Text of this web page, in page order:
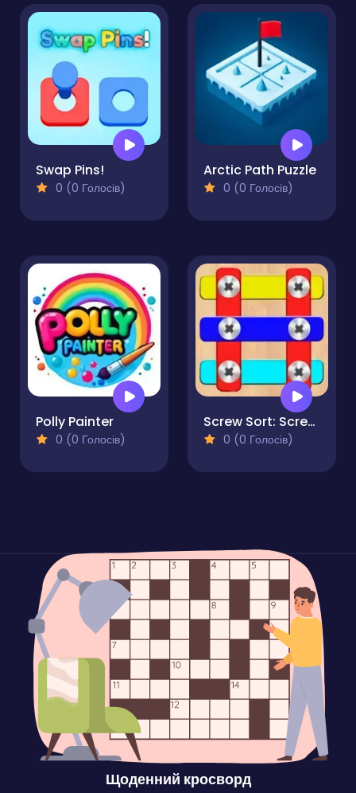
Swap Pins!
0 (0 Голосів)
Arctic Path Puzzle
0 (0 Голосів)
Polly Painter
0 (0 Голосів)
Screw Sort: Screw Pin Puzzle
0 (0 Голосів)
Щоденний кросворд